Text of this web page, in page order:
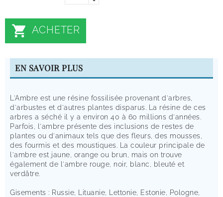
 ACHETER
EN SAVOIR PLUS
L'Ambre est une résine fossilisée provenant d'arbres,
d'arbustes et d'autres plantes disparus. La résine de ces
arbres a séché il y a environ 40 à 60 millions d'années.
Parfois, l'ambre présente des inclusions de restes de
plantes ou d'animaux tels que des fleurs, des mousses,
des fourmis et des moustiques. La couleur principale de
l'ambre est jaune, orange ou brun, mais on trouve
également de l'ambre rouge, noir, blanc, bleuté et
verdâtre.
Gisements : Russie, Lituanie, Lettonie, Estonie, Pologne,